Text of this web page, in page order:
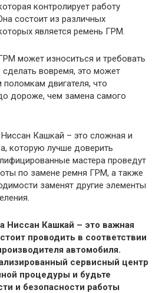
контролирует работу
состоит из различных
является ремень ГРМ.
может износиться и требовать
сделать вовремя, это может
двигателя, что
дороже, чем замена самого
Кашкай – это сложная и
которую лучше доверить
мастера проведут
по замене ремня ГРМ, а также
заменят другие элементы
Ниссан Кашкай – это важная
проводить в соответствии
автомобиля.
сервисный центр
процедуры и будьте
и безопасности работы